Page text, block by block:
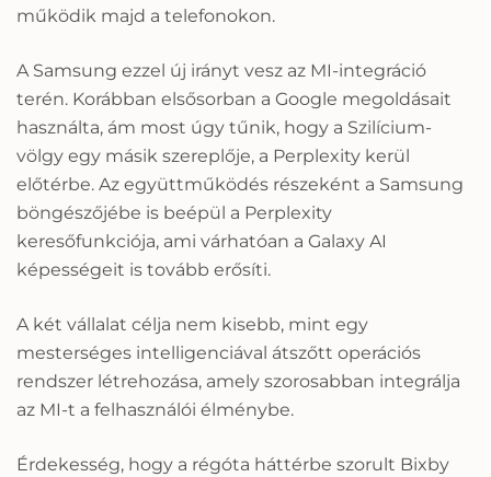
működik majd a telefonokon.
A Samsung ezzel új irányt vesz az MI-integráció
terén. Korábban elsősorban a Google megoldásait
használta, ám most úgy tűnik, hogy a Szilícium-
völgy egy másik szereplője, a Perplexity kerül
előtérbe. Az együttműködés részeként a Samsung
böngészőjébe is beépül a Perplexity
keresőfunkciója, ami várhatóan a Galaxy AI
képességeit is tovább erősíti.
A két vállalat célja nem kisebb, mint egy
mesterséges intelligenciával átszőtt operációs
rendszer létrehozása, amely szorosabban integrálja
az MI-t a felhasználói élménybe.
Érdekesség, hogy a régóta háttérbe szorult Bixby